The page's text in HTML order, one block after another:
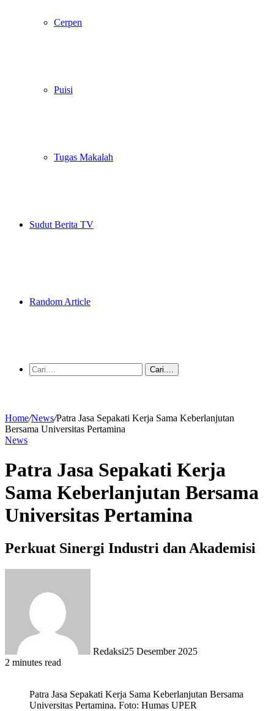
Cerpen
Puisi
Tugas Makalah
Sudut Berita TV
Random Article
Cari....
Home/News/Patra Jasa Sepakati Kerja Sama Keberlanjutan
Bersama Universitas Pertamina
News
Patra Jasa Sepakati Kerja
Sama Keberlanjutan Bersama
Universitas Pertamina
Perkuat Sinergi Industri dan Akademisi
Redaksi25 Desember 2025
2 minutes read
Patra Jasa Sepakati Kerja Sama Keberlanjutan Bersama
Universitas Pertamina. Foto: Humas UPER